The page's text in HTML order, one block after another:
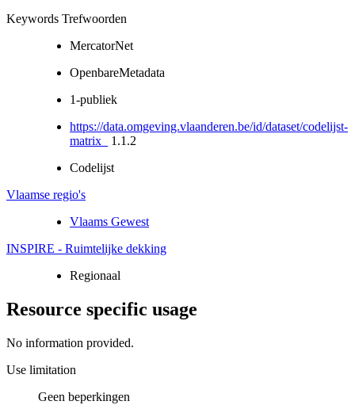
Keywords Trefwoorden
MercatorNet
OpenbareMetadata
1-publiek
https://data.omgeving.vlaanderen.be/id/dataset/codelijst-
matrix_
1.1.2
Codelijst
Vlaamse regio's
Vlaams Gewest
INSPIRE - Ruimtelijke dekking
Regionaal
Resource specific usage
No information provided.
Use limitation
Geen beperkingen